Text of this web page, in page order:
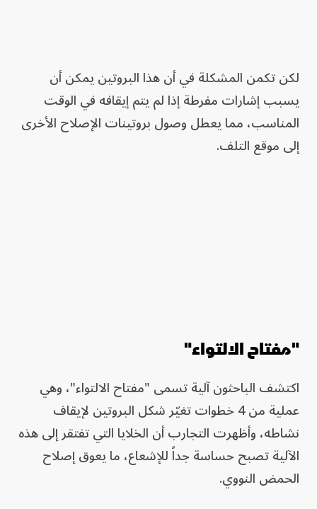
لكن تكمن المشكلة في أن هذا البروتين يمكن أن
يسبب إشارات مفرطة إذا لم يتم إيقافه في الوقت
المناسب، مما يعطل وصول بروتينات الإصلاح الأخرى
إلى موقع التلف.
"مفتاح الالتواء"
اكتشف الباحثون آلية تسمى "مفتاح الالتواء"، وهي
عملية من 4 خطوات تغيّر شكل البروتين لإيقاف
نشاطه، وأظهرت التجارب أن الخلايا التي تفتقر إلى هذه
الآلية تصبح حساسة جداً للإشعاع، ما يعوق إصلاح
الحمض النووي.